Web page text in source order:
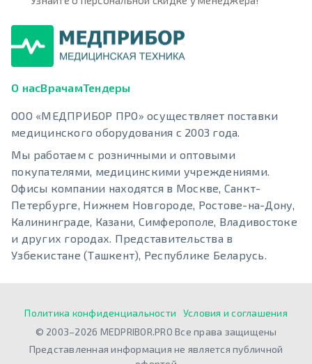
О насВрачамТендеры
ООО «МЕДПРИБОР ПРО» осуществляет поставки
медицинского оборудования с 2003 года.
Мы работаем с розничными и оптовыми
покупателями, медицинскими учреждениями.
Офисы компании находятся в Москве, Санкт-
Петербурге, Нижнем Новгороде, Ростове-на-Дону,
Калининграде, Казани, Симферополе, Владивостоке
и других городах. Представительства в
Узбекистане (Ташкент), Республике Беларусь.
Политика конфиденциальности
Условия и соглашения
© 2003–2026 MEDPRIBOR.PRO Все права защищены
Представленная информация не является публичной